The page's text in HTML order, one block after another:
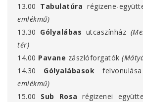
13.00 Tabulatúra régizene-
emlékmű)
13.30 Gólyalábas utcaszínház
tér)
14.00 Pavane zászlóforgatók
14.30
Gólyalábasok felvonulása
emlékmű)
15.00
Sub Rosa régizenei